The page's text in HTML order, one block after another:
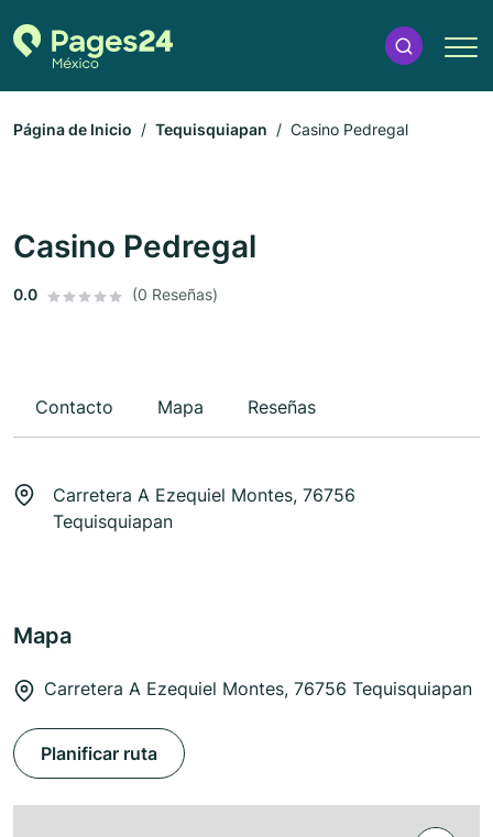
Página de Inicio Tequisquiapan Casino Pedregal
Casino Pedregal
0.0 (0 Reseñas)
Contacto Mapa Reseñas
Carretera A Ezequiel Montes, 76756
Tequisquiapan
Mapa
Carretera A Ezequiel Montes, 76756 Tequisquiapan
Planificar ruta